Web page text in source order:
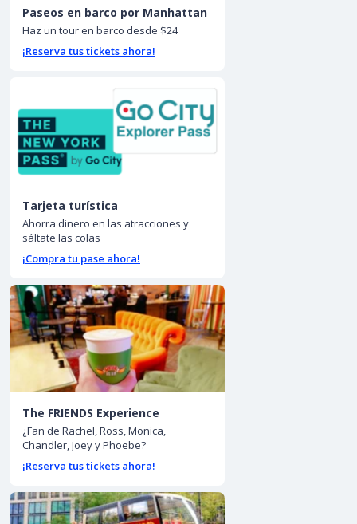
Paseos en barco por Manhattan
Haz un tour en barco desde $24
¡Reserva tus tickets ahora!
Tarjeta turística
Ahorra dinero en las atracciones y
sáltate las colas
¡Compra tu pase ahora!
The FRIENDS Experience
¿Fan de Rachel, Ross, Monica,
Chandler, Joey y Phoebe?
¡Reserva tus tickets ahora!